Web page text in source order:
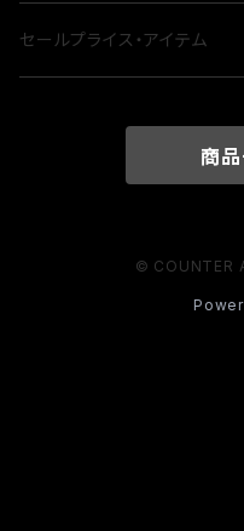
セールプライス・アイテム
商
© COUNTER